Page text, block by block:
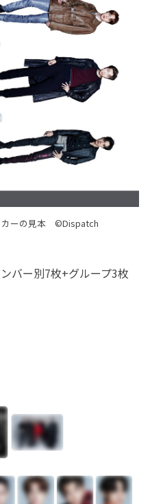
カーの見本 ©Dispatch
バー別7枚+グループ3枚